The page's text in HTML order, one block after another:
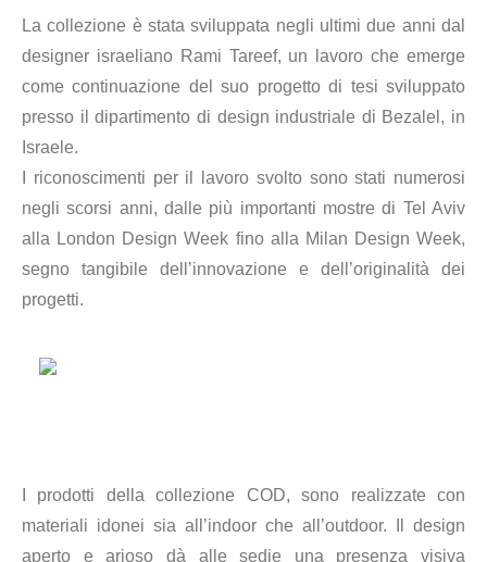
La collezione è stata sviluppata negli ultimi due anni dal
designer israeliano Rami Tareef, un lavoro che emerge
come continuazione del suo progetto di tesi sviluppato
presso il dipartimento di design industriale di Bezalel, in
Israele.
I riconoscimenti per il lavoro svolto sono stati numerosi
negli scorsi anni, dalle più importanti mostre di Tel Aviv
alla London Design Week fino alla Milan Design Week,
segno tangibile dell’innovazione e dell’originalità dei
progetti.
I prodotti della collezione COD, sono realizzate con
materiali idonei sia all’indoor che all’outdoor. Il design
aperto e arioso dà alle sedie una presenza visiva